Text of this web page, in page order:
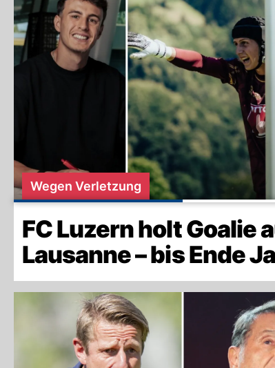
Wegen Verletzung
FC Luzern holt Goalie
Lausanne – bis Ende